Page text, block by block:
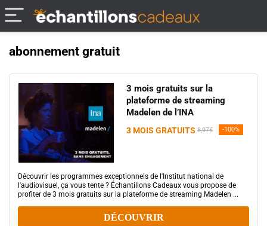
abonnement gratuit
3 mois gratuits sur la
plateforme de streaming
Madelen de l’INA
3 MOIS GRATUITS 8,97€ -100%
Découvrir les programmes exceptionnels de l'Institut national de
l'audiovisuel, ça vous tente ? Échantillons Cadeaux vous propose de
profiter de 3 mois gratuits sur la plateforme de streaming Madelen ...
DÉCOUVRIR